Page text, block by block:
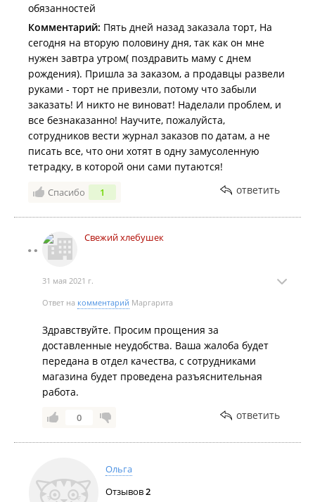
обязанностей
Комментарий: Пять дней назад заказала торт, На
сегодня на вторую половину дня, так как он мне
нужен завтра утром( поздравить маму с днем
рождения). Пришла за заказом, а продавцы развели
руками - торт не привезли, потому что забыли
заказать! И никто не виноват! Наделали проблем, и
все безнаказанно! Научите, пожалуйста,
сотрудников вести журнал заказов по датам, а не
писать все, что они хотят в одну замусоленную
тетрадку, в которой они сами путаются!
Спасибо 1 ответить
Свежий хлебушек
31 мая 2021 г.
Ответ на комментарий Маргарита
Здравствуйте. Просим прощения за
доставленные неудобства. Ваша жалоба будет
передана в отдел качества, с сотрудниками
магазина будет проведена разъяснительная
работа.
0 ответить
Ольга
Отзывов2